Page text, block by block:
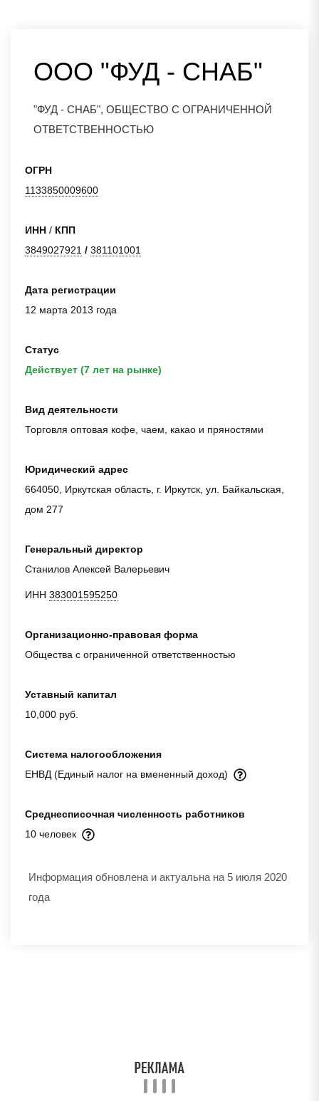
ООО "ФУД - СНАБ"
"ФУД - СНАБ", ОБЩЕСТВО С ОГРАНИЧЕННОЙ
ОТВЕТСТВЕННОСТЬЮ
ОГРН
1133850009600
ИНН / КПП
3849027921 / 381101001
Дата регистрации
12 марта 2013 года
Статус
Действует (7 лет на рынке)
Вид деятельности
Торговля оптовая кофе, чаем, какао и пряностями
Юридический адрес
664050, Иркутская область, г. Иркутск, ул. Байкальская,
дом 277
Генеральный директор
Станилов Алексей Валерьевич
ИНН 383001595250
Организационно-правовая форма
Общества с ограниченной ответственностью
Уставный капитал
10,000 руб.
Система налогообложения
ЕНВД (Единый налог на вмененный доход)
Среднесписочная численность работников
10 человек
Информация обновлена и актуальна на 5 июля 2020
года